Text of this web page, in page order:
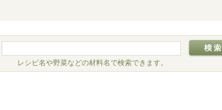
レシピ名や野菜などの材料名で検索できます。